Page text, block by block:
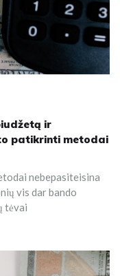
ir
patikrinti metodai
nebepasiteisina
vis dar bando
tėvai